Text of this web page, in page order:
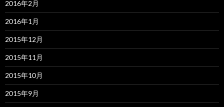
2016年2月
2016年1月
2015年12月
2015年11月
2015年10月
2015年9月